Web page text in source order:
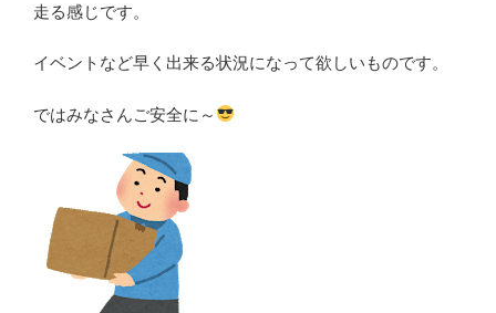
走る感じです。
イベントなど早く出来る状況になって欲しいものです。
ではみなさんご安全に～